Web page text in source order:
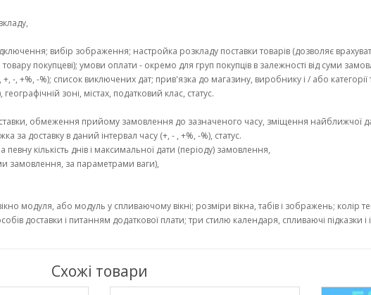
вибір зображення; настройка розкладу поставки товарів (дозволяє
покупцеві); умови оплати - окремо для груп покупців в залежності від суми
-, +%, -%); список виключених дат; прив'язка до магазину, виробнику і / або
зоні, містах, податковий клас, статус.
обмеження прийому замовлення до зазначеного часу, зміщення найближчої
за доставку в даний інтервал часу (+, - , +%, -%), статус.
кількість днів і максимальної дати (періоду) замовлення,
замовлення, за параметрами ваги),
модуля, або модуль у спливаючому вікні; розміри вікна, табів і зображень; колір
доставки і питанням додаткової плати; три стилю календаря, спливаючі підказки і
Схожі товари